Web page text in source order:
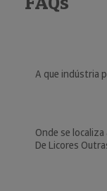
A que indústria
Onde se
De Licores